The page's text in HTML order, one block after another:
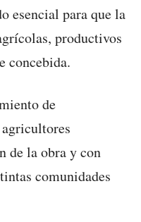
esencial para que la
productivos
concebida.
de
de la obra y con
comunidades